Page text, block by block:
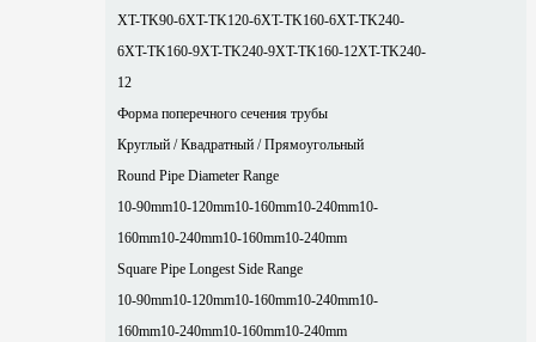
XT-TK90-6XT-TK120-6XT-TK160-6XT-TK240-
6XT-TK160-9XT-TK240-9XT-TK160-12XT-TK240-
12
Форма поперечного сечения трубы
Круглый / Квадратный / Прямоугольный
Round Pipe Diameter Range
10-90mm10-120mm10-160mm10-240mm10-
160mm10-240mm10-160mm10-240mm
Square Pipe Longest Side Range
10-90mm10-120mm10-160mm10-240mm10-
160mm10-240mm10-160mm10-240mm